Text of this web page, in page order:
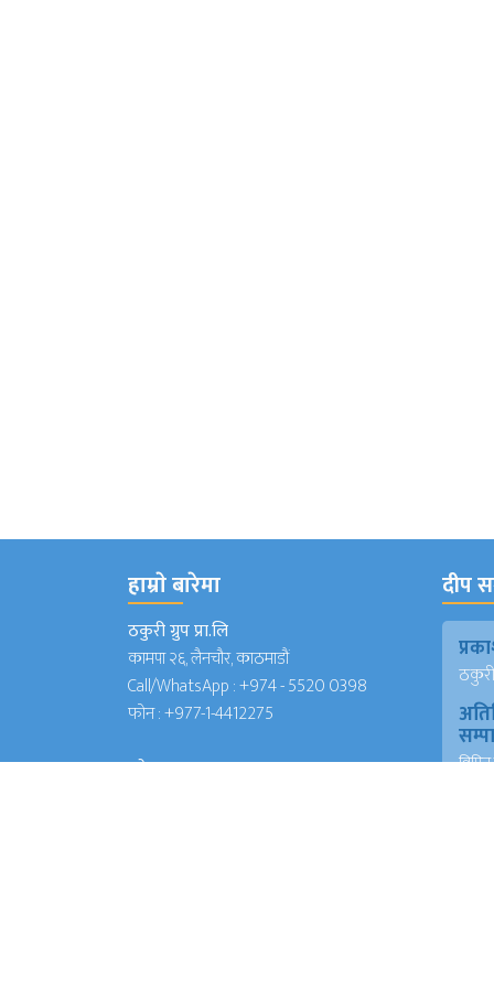
हाम्राे बारेमा
ठकुरी ग्रुप प्रा.लि
कामपा २६, लैनचौर, काठमाडौं
Call/WhatsApp :+974 - 5520 0398
फोन :+977-1-4412275
इमेल
दीप
ठकुरी